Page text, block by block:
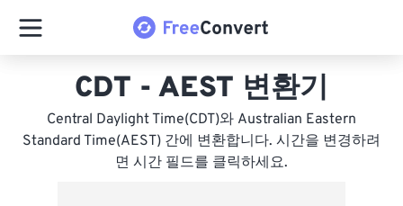
CDT - AEST 변환기
Central Daylight Time(CDT)와 Australian Eastern
Standard Time(AEST) 간에 변환합니다. 시간을 변경하려
면 시간 필드를 클릭하세요.